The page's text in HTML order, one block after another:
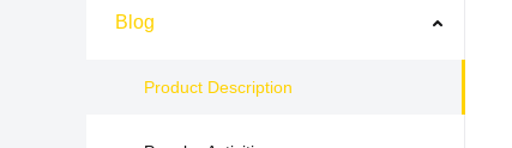
Blog
Product Description